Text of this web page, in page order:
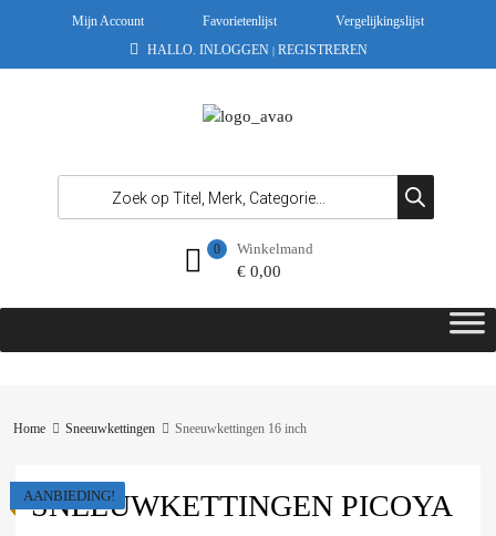
Mijn Account Favorietenlijst
Vergelijkingslijst
HALLO. INLOGGEN | REGISTREREN
Winkelmand
€0,00
0
Home Sneeuwkettingen Sneeuwkettingen 16 inch
SNEEUWKETTINGEN PICOYA
AANBIEDING!